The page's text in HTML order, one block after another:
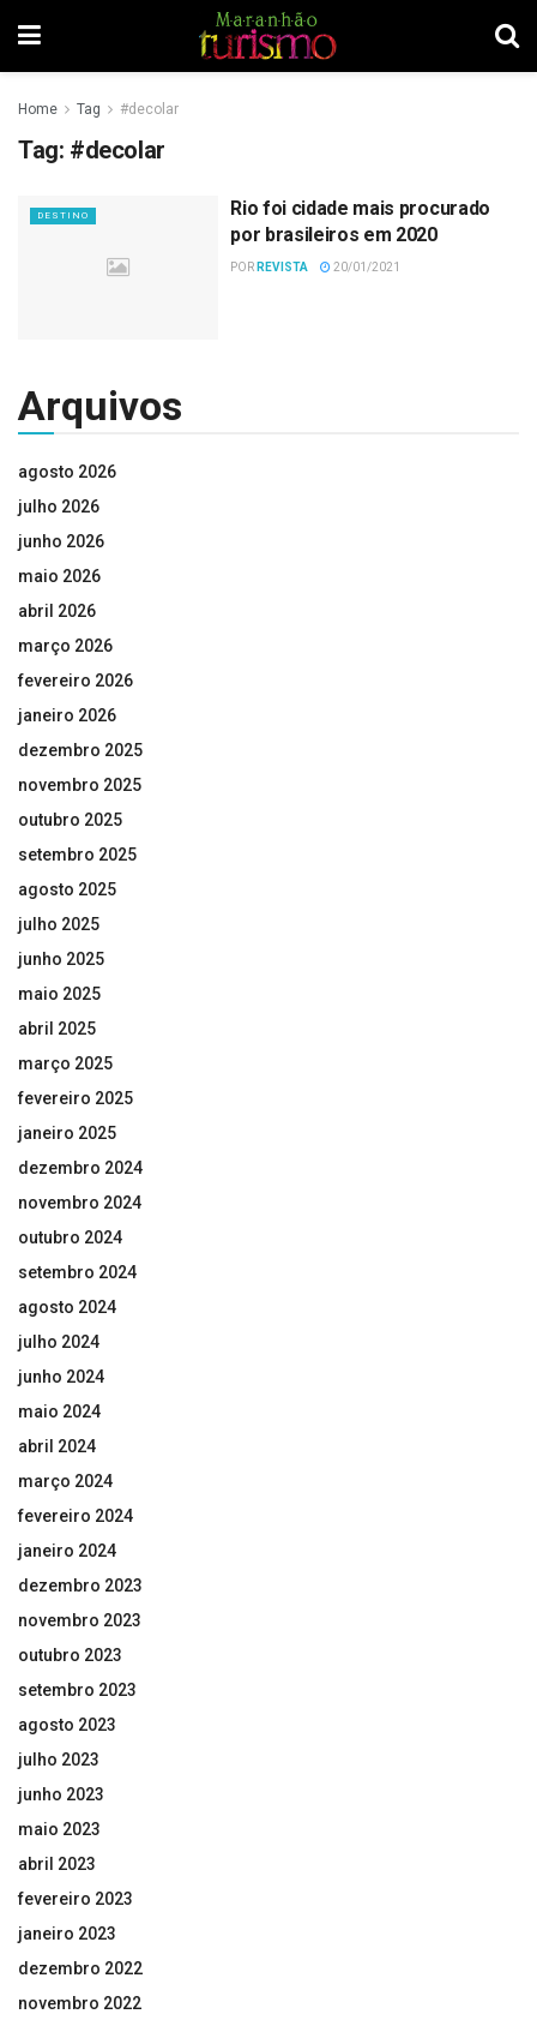
Home Tag #decolar
Tag: #decolar
DESTINO
Rio foi cidade mais procurado
por brasileiros em 2020
POR REVISTA 20/01/2021
Arquivos
agosto 2026
julho 2026
junho 2026
maio 2026
abril 2026
março 2026
fevereiro 2026
janeiro 2026
dezembro 2025
novembro 2025
outubro 2025
setembro 2025
agosto 2025
julho 2025
junho 2025
maio 2025
abril 2025
março 2025
fevereiro 2025
janeiro 2025
dezembro 2024
novembro 2024
outubro 2024
setembro 2024
agosto 2024
julho 2024
junho 2024
maio 2024
abril 2024
março 2024
fevereiro 2024
janeiro 2024
dezembro 2023
novembro 2023
outubro 2023
setembro 2023
agosto 2023
julho 2023
junho 2023
maio 2023
abril 2023
fevereiro 2023
janeiro 2023
dezembro 2022
novembro 2022